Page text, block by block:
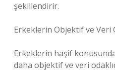
şekillendirir.
Erkeklerin Objektif ve Veri
Erkeklerin haşif
daha objektif ve veri